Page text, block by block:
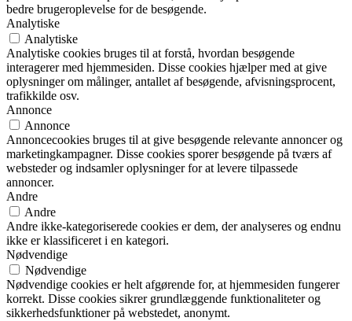
bedre brugeroplevelse for de besøgende.
Analytiske
Analytiske
Analytiske cookies bruges til at forstå, hvordan besøgende
interagerer med hjemmesiden. Disse cookies hjælper med at give
oplysninger om målinger, antallet af besøgende, afvisningsprocent,
trafikkilde osv.
Annonce
Annonce
Annoncecookies bruges til at give besøgende relevante annoncer og
marketingkampagner. Disse cookies sporer besøgende på tværs af
websteder og indsamler oplysninger for at levere tilpassede
annoncer.
Andre
Andre
Andre ikke-kategoriserede cookies er dem, der analyseres og endnu
ikke er klassificeret i en kategori.
Nødvendige
Nødvendige
Nødvendige cookies er helt afgørende for, at hjemmesiden fungerer
korrekt. Disse cookies sikrer grundlæggende funktionaliteter og
sikkerhedsfunktioner på webstedet, anonymt.